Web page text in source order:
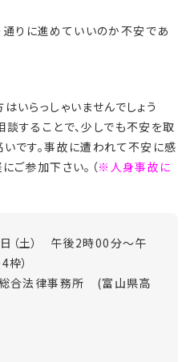
りに進めていいのか不安であ
いらっしゃいませんでしょう
することで、少しでも不安を取
です。事故に遭われて不安に感
ご参加下さい。（※人身事故に
（土） 午後2時00分～午
）
合法律事務所 (富山県高